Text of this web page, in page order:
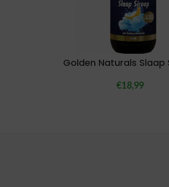
Golden Naturals Slaap
€18,99